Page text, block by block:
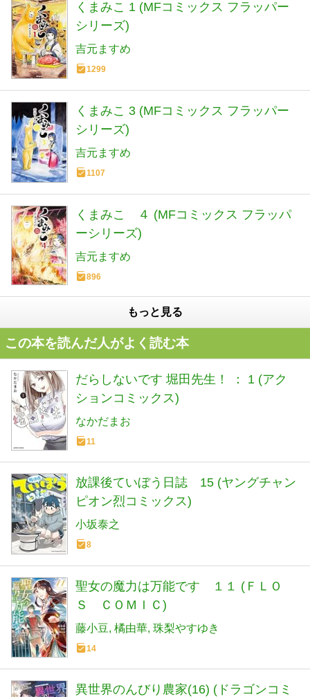
くまみこ 1 (MFコミックス フラッパー
シリーズ)
吉元ますめ
1299
くまみこ 3 (MFコミックス フラッパー
シリーズ)
吉元ますめ
1107
くまみこ ４ (MFコミックス フラッパ
ーシリーズ)
吉元ますめ
896
もっと見る
この本を読んだ人がよく読む本
だらしないです 堀田先生！ ： 1 (アク
ションコミックス)
なかだまお
11
放課後ていぼう日誌 15 (ヤングチャン
ピオン烈コミックス)
小坂泰之
8
聖女の魔力は万能です １１ (ＦＬＯ
Ｓ ＣＯＭＩＣ)
藤小豆 橘由華 珠梨やすゆき
14
異世界のんびり農家(16) (ドラゴンコミ